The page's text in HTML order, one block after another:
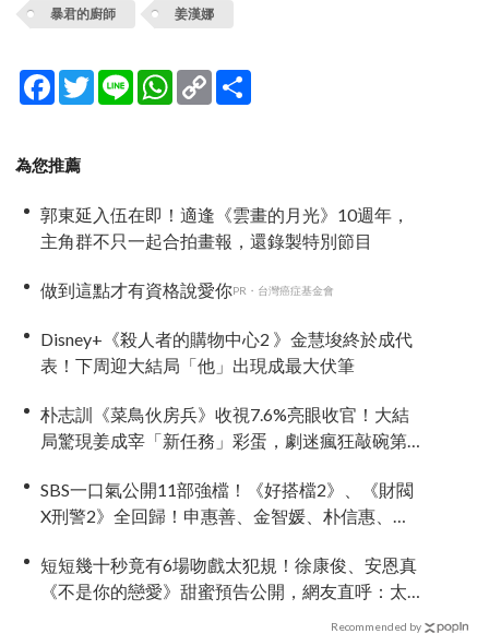
暴君的廚師 姜漢娜
Facebook
TwitterLine WhatsApp
Copy
Link
為您推薦
郭東延入伍在即！適逢《雲畫的月光》10週年，
主角群不只一起合拍畫報，還錄製特別節目
做到這點才有資格說愛你PR・台灣癌症基金會
Disney+《殺人者的購物中心2 》金慧埈終於成代
表！下周迎大結局「他」出現成最大伏筆
朴志訓《菜鳥伙房兵》收視7.6%亮眼收官！大結
局驚現姜成宰「新任務」彩蛋，劇迷瘋狂敲碗第
SBS一口氣公開11部強檔！《好搭檔2》、《財閥
X刑警2》全回歸！申惠善、金智媛、朴信惠、金
短短幾十秒竟有6場吻戲太犯規！徐康俊、安恩真
《不是你的戀愛》甜蜜預告公開，網友直呼：太
Recommended by